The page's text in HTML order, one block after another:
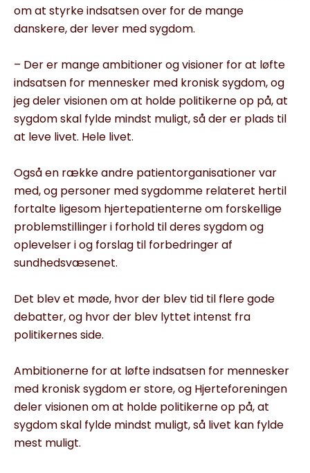
om at styrke indsatsen over for de mange
danskere, der lever med sygdom.
– Der er mange ambitioner og visioner for at løfte
indsatsen for mennesker med kronisk sygdom, og
jeg deler visionen om at holde politikerne op på, at
sygdom skal fylde mindst muligt, så der er plads til
at leve livet. Hele livet.
Også en række andre patientorganisationer var
med, og personer med sygdomme relateret hertil
fortalte ligesom hjertepatienterne om forskellige
problemstillinger i forhold til deres sygdom og
oplevelser i og forslag til forbedringer af
sundhedsvæsenet.
Det blev et møde, hvor der blev tid til flere gode
debatter, og hvor der blev lyttet intenst fra
politikernes side.
Ambitionerne for at løfte indsatsen for mennesker
med kronisk sygdom er store, og Hjerteforeningen
deler visionen om at holde politikerne op på, at
sygdom skal fylde mindst muligt, så livet kan fylde
mest muligt.